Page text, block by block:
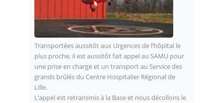
Transportées aussitôt aux Urgences de l’hôpital le
plus proche, il est aussitôt fait appel au SAMU pour
une prise en charge et un transport au Service des
grands brûlés du Centre Hospitalier Régional de
Lille.
L’appel est retransmis à la Base et nous décollons le